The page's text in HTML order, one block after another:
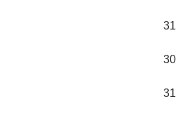
31
30
31